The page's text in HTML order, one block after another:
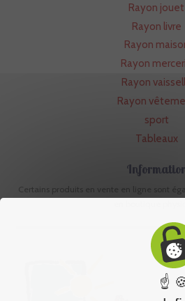
Rayon jouet
Rayon livre
Rayon
Rayon
Rayon
Rayon
sport
Tableaux
Certains produits en vente en ligne sont
☝